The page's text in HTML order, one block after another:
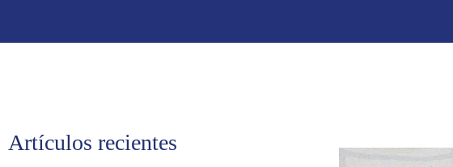
Artículos recientes